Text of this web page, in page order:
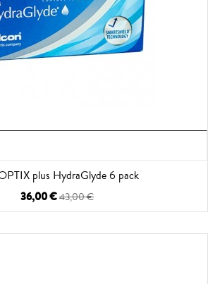
plus HydraGlyde 6 pack
36,00 €43,00 €